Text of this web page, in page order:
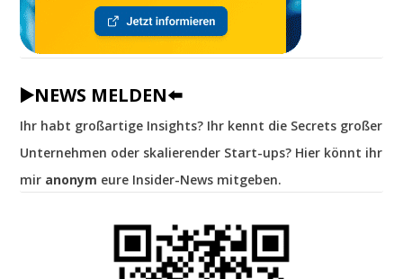
▶️NEWS MELDEN⬅️
Ihr habt großartige Insights? Ihr kennt die Secrets großer
Unternehmen oder skalierender Start-ups? Hier könnt ihr
mir anonym eure Insider-News mitgeben.